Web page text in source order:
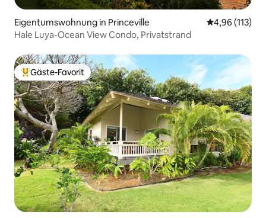
Eigentumswohnung in Princeville
4,96 (113)
Hale Luya-Ocean View Condo, Privatstrand
Beliebter Gäste-Favorit.
Gäste-Favorit